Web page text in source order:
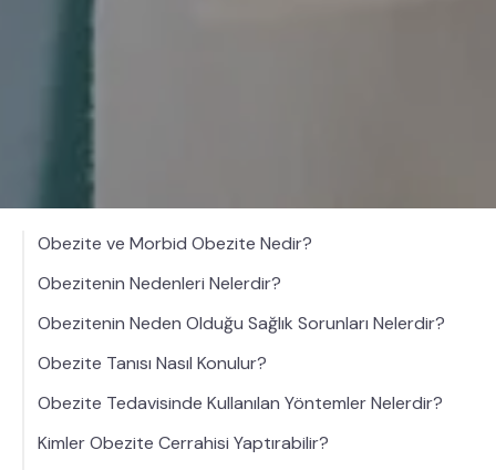
Obezite ve Morbid Obezite Nedir?
Obezitenin Nedenleri Nelerdir?
Obezitenin Neden Olduğu Sağlık Sorunları Nelerdir?
Obezite Tanısı Nasıl Konulur?
Obezite Tedavisinde Kullanılan Yöntemler Nelerdir?
Kimler Obezite Cerrahisi Yaptırabilir?